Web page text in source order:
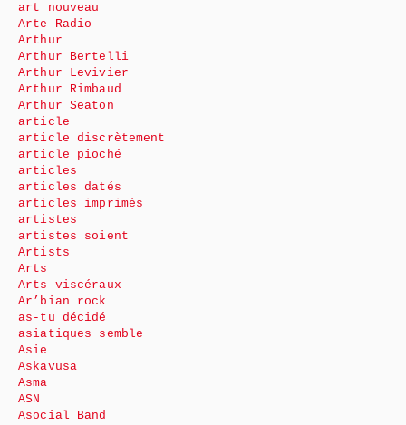
art nouveau
Arte Radio
Arthur
Arthur Bertelli
Arthur Levivier
Arthur Rimbaud
Arthur Seaton
article
article discrètement
article pioché
articles
articles datés
articles imprimés
artistes
artistes soient
Artists
Arts
Arts viscéraux
Ar’bian rock
as-tu décidé
asiatiques semble
Asie
Askavusa
Asma
ASN
Asocial Band